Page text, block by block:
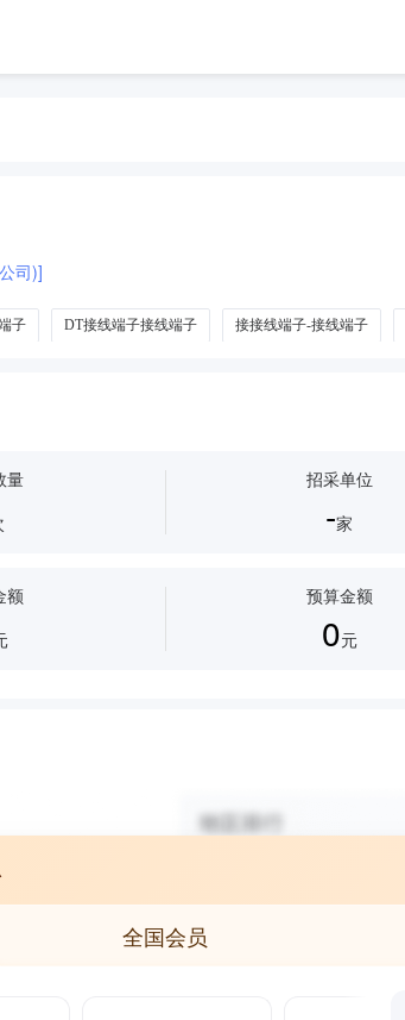
司)]
子 DT接线端子接线端子 接接线端子-接线端子
量 招采单位
-家
额 预算金额
0元
全国会员